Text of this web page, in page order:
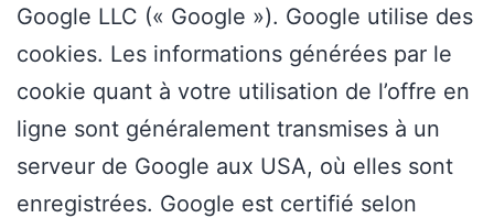
Google LLC (« Google »). Google utilise des
cookies. Les informations générées par le
cookie quant à votre utilisation de l’offre en
ligne sont généralement transmises à un
serveur de Google aux USA, où elles sont
enregistrées. Google est certifié selon